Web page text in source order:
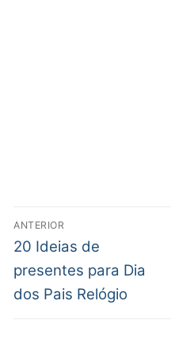
ANTERIOR
20 Ideias de
presentes para Dia
dos Pais Relógio